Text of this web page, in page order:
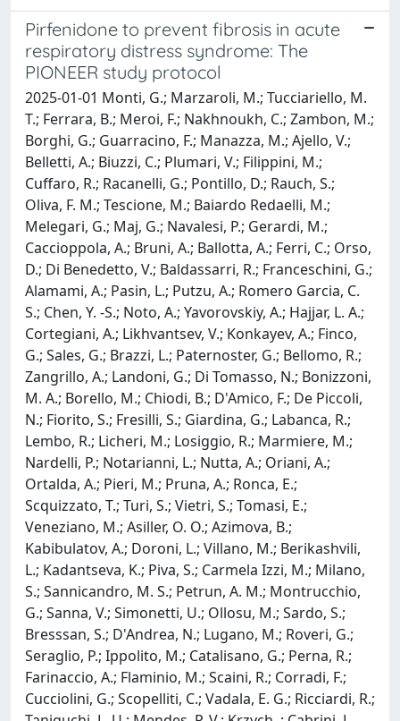
Pirfenidone to prevent fibrosis in acute
respiratory distress syndrome: The
PIONEER study protocol
2025-01-01 Monti, G.; Marzaroli, M.; Tucciariello, M.
T.; Ferrara, B.; Meroi, F.; Nakhnoukh, C.; Zambon, M.;
Borghi, G.; Guarracino, F.; Manazza, M.; Ajello, V.;
Belletti, A.; Biuzzi, C.; Plumari, V.; Filippini, M.;
Cuffaro, R.; Racanelli, G.; Pontillo, D.; Rauch, S.;
Oliva, F. M.; Tescione, M.; Baiardo Redaelli, M.;
Melegari, G.; Maj, G.; Navalesi, P.; Gerardi, M.;
Caccioppola, A.; Bruni, A.; Ballotta, A.; Ferri, C.; Orso,
D.; Di Benedetto, V.; Baldassarri, R.; Franceschini, G.;
Alamami, A.; Pasin, L.; Putzu, A.; Romero Garcia, C.
S.; Chen, Y. -S.; Noto, A.; Yavorovskiy, A.; Hajjar, L. A.;
Cortegiani, A.; Likhvantsev, V.; Konkayev, A.; Finco,
G.; Sales, G.; Brazzi, L.; Paternoster, G.; Bellomo, R.;
Zangrillo, A.; Landoni, G.; Di Tomasso, N.; Bonizzoni,
M. A.; Borello, M.; Chiodi, B.; D'Amico, F.; De Piccoli,
N.; Fiorito, S.; Fresilli, S.; Giardina, G.; Labanca, R.;
Lembo, R.; Licheri, M.; Losiggio, R.; Marmiere, M.;
Nardelli, P.; Notarianni, L.; Nutta, A.; Oriani, A.;
Ortalda, A.; Pieri, M.; Pruna, A.; Ronca, E.;
Scquizzato, T.; Turi, S.; Vietri, S.; Tomasi, E.;
Veneziano, M.; Asiller, O. O.; Azimova, B.;
Kabibulatov, A.; Doroni, L.; Villano, M.; Berikashvili,
L.; Kadantseva, K.; Piva, S.; Carmela Izzi, M.; Milano,
S.; Sannicandro, M. S.; Petrun, A. M.; Montrucchio,
G.; Sanna, V.; Simonetti, U.; Ollosu, M.; Sardo, S.;
Bresssan, S.; D'Andrea, N.; Lugano, M.; Roveri, G.;
Seraglio, P.; Ippolito, M.; Catalisano, G.; Perna, R.;
Farinaccio, A.; Flaminio, M.; Scaini, R.; Corradi, F.;
Cucciolini, G.; Scopelliti, C.; Vadala, E. G.; Ricciardi, R.;